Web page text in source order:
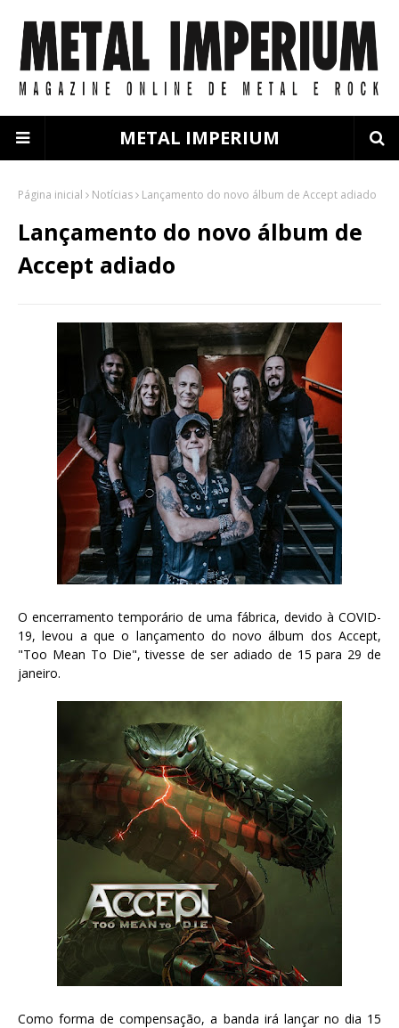
METAL IMPERIUM
Página inicial Notícias Lançamento do novo álbum de Accept adiado
Lançamento do novo álbum de
Accept adiado
O encerramento temporário de uma fábrica, devido à COVID-
19, levou a que o lançamento do novo álbum dos Accept,
"Too Mean To Die", tivesse de ser adiado de 15 para 29 de
janeiro.
Como forma de compensação, a banda irá lançar no dia 15